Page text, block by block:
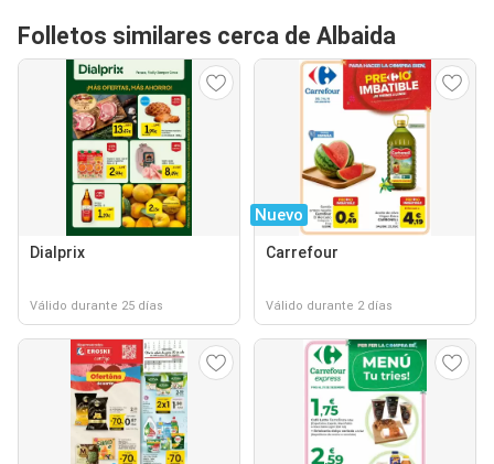
Folletos similares cerca de Albaida
Dialprix
Válido durante 25 días
Nuevo
Carrefour
Válido durante 2 días